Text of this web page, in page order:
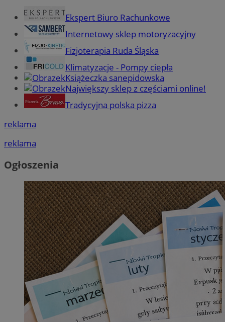
Ekspert Biuro Rachunkowe
Internetowy sklep motoryzacyjny
Fizjoterapia Ruda Śląska
Klimatyzacje - Pompy ciepła
Książeczka sanepidowska
Największy sklep z częściami online!
Tradycyjna polska pizza
reklama
reklama
Ogłoszenia